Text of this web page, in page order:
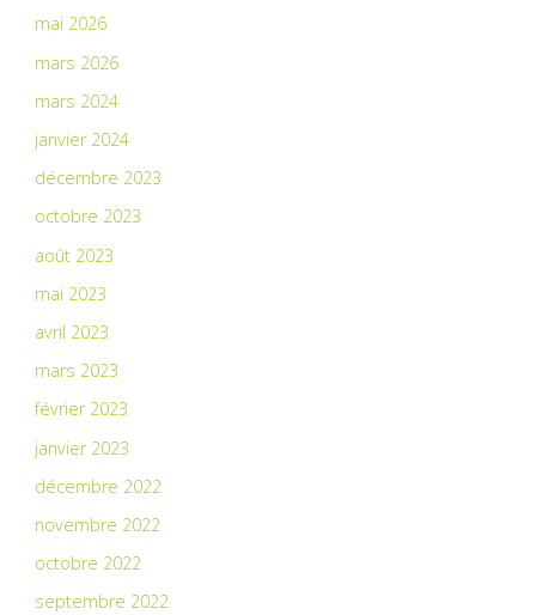
mai 2026
mars 2026
mars 2024
janvier 2024
décembre 2023
octobre 2023
août 2023
mai 2023
avril 2023
mars 2023
février 2023
janvier 2023
décembre 2022
novembre 2022
octobre 2022
septembre 2022